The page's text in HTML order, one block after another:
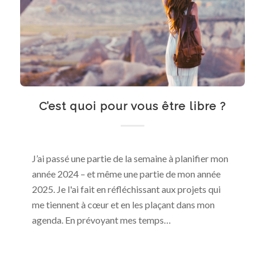
C’est quoi pour vous être libre ?
J’ai passé une partie de la semaine à planifier mon
année 2024 – et même une partie de mon année
2025. Je l'ai fait en réfléchissant aux projets qui
me tiennent à cœur et en les plaçant dans mon
agenda. En prévoyant mes temps…